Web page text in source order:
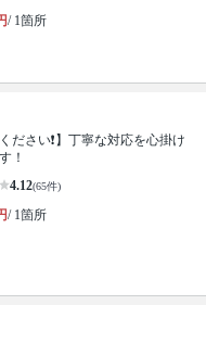
/ 1箇所
ださい❗️】丁寧な対応を心掛け
！
4.12(65件)
/ 1箇所